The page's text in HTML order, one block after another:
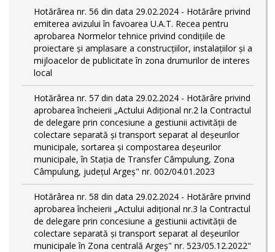
Hotărârea nr. 56 din data 29.02.2024 - Hotărâre privind
emiterea avizului în favoarea U.A.T. Recea pentru
aprobarea Normelor tehnice privind condiţiile de
proiectare şi amplasare a construcţiilor, instalaţiilor şi a
mijloacelor de publicitate în zona drumurilor de interes
local
Hotărârea nr. 57 din data 29.02.2024 - Hotărâre privind
aprobarea încheierii „Actului Adițional nr.2 la Contractul
de delegare prin concesiune a gestiunii activității de
colectare separată și transport separat al deşeurilor
municipale, sortarea și compostarea deșeurilor
municipale, în Stația de Transfer Câmpulung, Zona
Câmpulung, județul Argeș" nr. 002/04.01.2023
Hotărârea nr. 58 din data 29.02.2024 - Hotărâre privind
aprobarea încheierii „Actului adițional nr.3 la Contractul
de delegare prin concesiune a gestiunii activității de
colectare separată și transport separat al deşeurilor
municipale în Zona centrală Argeș" nr. 523/05.12.2022"